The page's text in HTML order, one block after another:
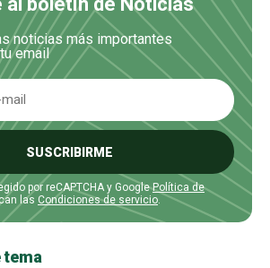
noticias más importantes
email
SUSCRIBIRME
por reCAPTCHA y GooglePolítica de
las Condiciones de servicio.
tema